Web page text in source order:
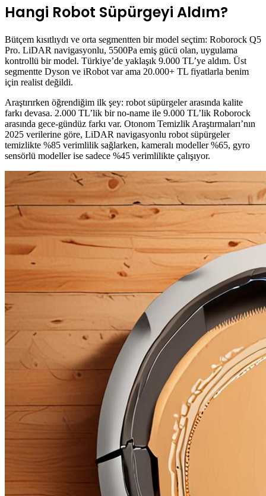
Hangi Robot Süpürgeyi Aldım?
Bütçem kısıtlıydı ve orta segmentten bir model seçtim: Roborock Q5
Pro. LiDAR navigasyonlu, 5500Pa emiş gücü olan, uygulama
kontrollü bir model. Türkiye’de yaklaşık 9.000 TL’ye aldım. Üst
segmentte Dyson ve iRobot var ama 20.000+ TL fiyatlarla benim
için realist değildi.
Araştırırken öğrendiğim ilk şey: robot süpürgeler arasında kalite
farkı devasa. 2.000 TL’lik bir no-name ile 9.000 TL’lik Roborock
arasında gece-gündüz farkı var. Otonom Temizlik Araştırmaları’nın
2025 verilerine göre, LiDAR navigasyonlu robot süpürgeler
temizlikte %85 verimlilik sağlarken, kameralı modeller %65, gyro
sensörlü modeller ise sadece %45 verimlilikte çalışıyor.